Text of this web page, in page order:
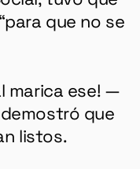
que no se
marica ese! —
que
listos.